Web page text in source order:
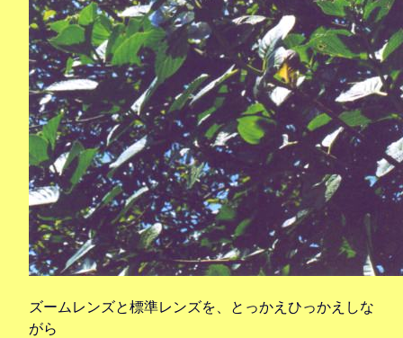
ズームレンズと標準レンズを、とっかえひっかえしな
がら